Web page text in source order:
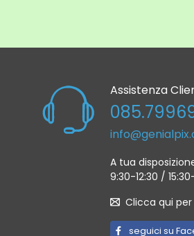
Assistenza
A tua
9:30-12:30 /
Clicca qui
seguici su